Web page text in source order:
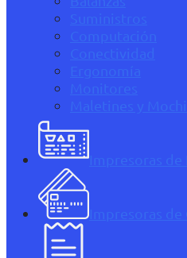
Suministros
Computación
Conectividad
Ergonomía
Monitores
Maletines y
Impresoras de
Impresoras de